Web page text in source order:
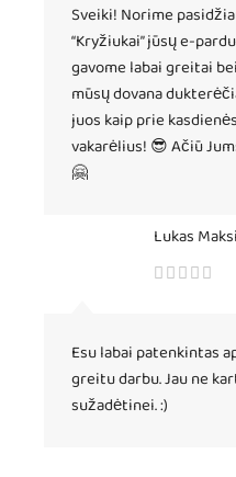
Sveiki! Norime
“Kryžiukai” jūsų e-
gavome labai greitai
mūsų dovana
juos kaip prie
vakarėlius! 😎 Ačiū
🤗
Lukas
Esu labai patenkintas
greitu darbu. Jau ne
sužadėtinei. :)